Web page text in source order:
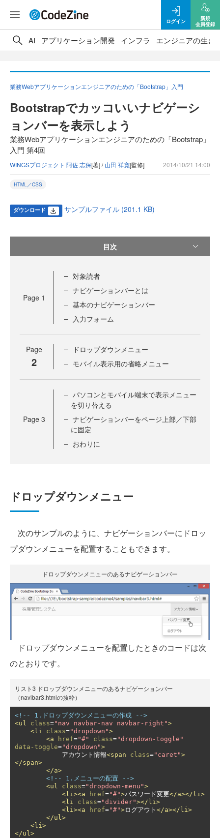
ログイン
新規
会員登録
AI アプリケーション開発 インフラ エンジニアの生き
業務Webアプリケーションエンジニアのための「Bootstrap」入門
Bootstrapでカッコいいナビゲーシ
ョンバーを表示しよう
業務Webアプリケーションエンジニアのための「Bootstrap」
入門 第4回
WINGSプロジェクト 阿佐 志保[著] /山田 祥寛[監修] 2014/10/21 14:00
HTML／CSS
ダウンロード サンプルファイル (201.1 KB)
目次
Page 1
対象読者
ナビゲーションバーとは
基本のナビゲーションバー
入力フォーム
Page
2
ドロップダウンメニュー
モバイル表示用の省略メニュー
Page 3
パソコンとモバイル端末で表示メニュー
を切り替える
ナビゲーションバーをページ上部／下部
に固定
おわりに
ドロップダウンメニュー
次のサンプルのように、ナビゲーションバーにドロッ
プダウンメニューを配置することもできます。
ドロップダウンメニューのあるナビゲーションバー
ドロップダウンメニューを配置したときのコードは次
のとおりです。
リスト3 ドロップダウンメニューのあるナビゲーションバー
（navibar3.htmlの抜粋）
<!-- 1.ドロップダウンメニューの作成 -->
<ul
class="nav navbar-nav navbar-right">
<li
class="dropdown">
<a
href="#" class="dropdown-toggle"
data-toggle="dropdown">
            アカウント情報
<span class="caret">
</span>
</a>
<!-- 1.メニューの配置 -->
<ul
class="dropdown-menu">
<li><a
href="#">パスワード変更</a></li>
<li
class="divider"></li>
<li><a
href="#">ログアウト </a></li>
</ul>
<li>
</ul>